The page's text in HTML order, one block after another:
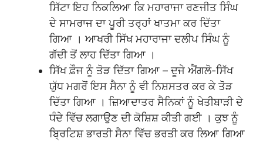
ਸਿੱਟਾ ਇਹ ਨਿਕਲਿਆ ਕਿ ਮਹਾਰਾਜਾ ਰਣਜੀਤ ਸਿੰਘ
ਦੇ ਸਾਮਰਾਜ ਦਾ ਪੂਰੀ ਤਰ੍ਹਾਂ ਖਾਤਮਾ ਕਰ ਦਿੱਤਾ
ਗਿਆ । ਆਖਰੀ ਸਿੱਖ ਮਹਾਰਾਜਾ ਦਲੀਪ ਸਿੰਘ ਨੂੰ
ਗੱਦੀ ਤੋਂ ਲਾਹ ਦਿੱਤਾ ਗਿਆ ।
ਸਿੱਖ ਫ਼ੌਜ ਨੂੰ ਤੋੜ ਦਿੱਤਾ ਗਿਆ – ਦੂਜੇ ਐਂਗਲੋ-ਸਿੱਖ
ਯੁੱਧ ਮਗਰੋਂ ਇਸ ਸੈਨਾ ਨੂੰ ਵੀ ਨਿਸ਼ਸਤਰ ਕਰ ਕੇ ਤੋੜ
ਦਿੱਤਾ ਗਿਆ । ਜ਼ਿਆਦਾਤਰ ਸੈਨਿਕਾਂ ਨੂੰ ਖੇਤੀਬਾੜੀ ਦੇ
ਧੰਦੇ ਵਿੱਚ ਲਗਾਉਣ ਦੀ ਕੋਸ਼ਿਸ਼ ਕੀਤੀ ਗਈ । ਕੁਝ ਨੂੰ
ਬ੍ਰਿਟਿਸ਼ ਭਾਰਤੀ ਸੈਨਾ ਵਿੱਚ ਭਰਤੀ ਕਰ ਲਿਆ ਗਿਆ